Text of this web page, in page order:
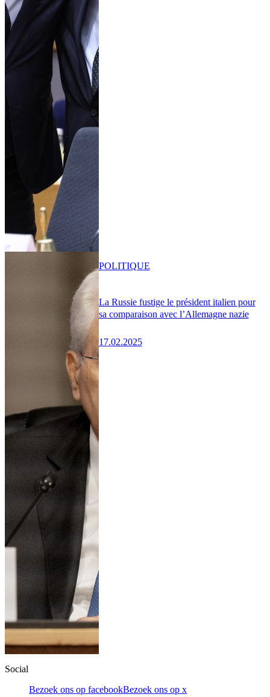
La Russie fustige le président italien pour
sa comparaison avec l’Allemagne nazie
17.02.2025
POLITIQUE
Social
Bezoek ons op facebookBezoek ons op x